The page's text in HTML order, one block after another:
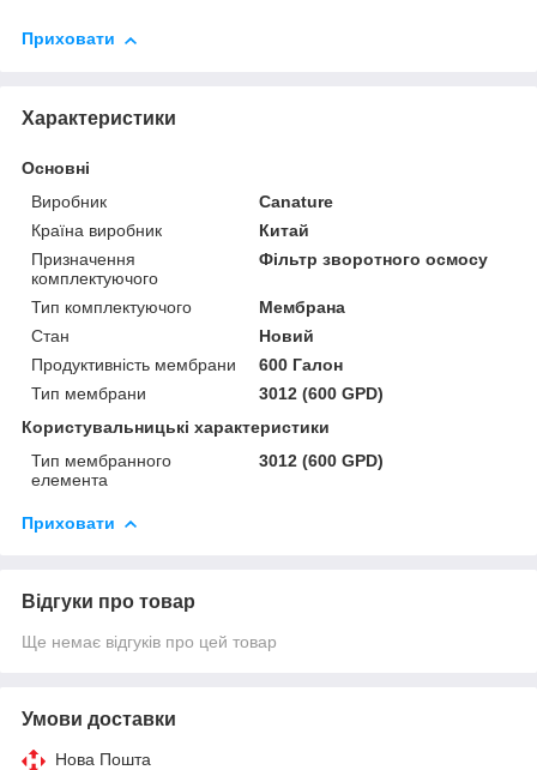
Приховати
Характеристики
Основні
Виробник
Canature
Країна виробник
Китай
Призначення
комплектуючого
Фільтр зворотного осмосу
Тип комплектуючого
Мембрана
Стан
Новий
Продуктивність мембрани
600 Галон
Тип мембрани
3012 (600 GPD)
Користувальницькі характеристики
Тип мембранного
елемента
3012 (600 GPD)
Приховати
Відгуки про товар
Ще немає відгуків про цей товар
Умови доставки
Нова Пошта